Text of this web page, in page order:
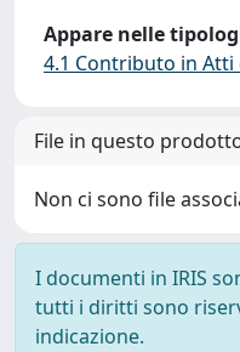
Appare nelle
4.1 Contributo in Atti
File in questo
Non ci sono file
I documenti in IRIS
tutti i diritti sono
indicazione.